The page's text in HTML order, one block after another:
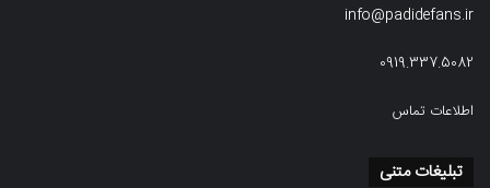
info@padidefans.ir
0919.337.5082
اطلاعات تماس
تبلیغات متنی